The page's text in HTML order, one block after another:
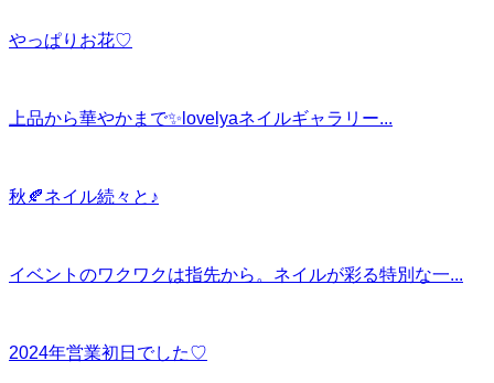
やっぱりお花♡
上品から華やかまで✨lovelyaネイルギャラリー...
秋🍂ネイル続々と♪
イベントのワクワクは指先から。ネイルが彩る特別な一...
2024年営業初日でした♡